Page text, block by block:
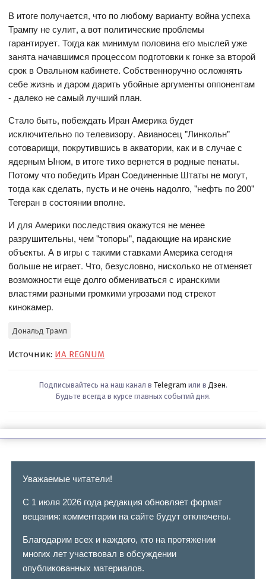
В итоге получается, что по любому варианту война успеха
Трампу не сулит, а вот политические проблемы
гарантирует. Тогда как минимум половина его мыслей уже
занята начавшимся процессом подготовки к гонке за второй
срок в Овальном кабинете. Собственноручно осложнять
себе жизнь и даром дарить убойные аргументы оппонентам
- далеко не самый лучший план.
Стало быть, побеждать Иран Америка будет
исключительно по телевизору. Авианосец "Линкольн"
сотоварищи, покрутившись в акватории, как и в случае с
ядерным Ыном, в итоге тихо вернется в родные пенаты.
Потому что победить Иран Соединенные Штаты не могут,
тогда как сделать, пусть и не очень надолго, "нефть по 200"
Тегеран в состоянии вполне.
И для Америки последствия окажутся не менее
разрушительны, чем "топоры", падающие на иранские
объекты. А в игры с такими ставками Америка сегодня
больше не играет. Что, безусловно, нисколько не отменяет
возможности еще долго обмениваться с иранскими
властями разными громкими угрозами под стрекот
кинокамер.
Дональд Трамп
Источник: ИА REGNUM
Подписывайтесь на наш канал в Telegram или в Дзен.
Будьте всегда в курсе главных событий дня.
Уважаемые читатели!
С 1 июля 2026 года редакция обновляет формат
вещания: комментарии на сайте будут отключены.
Благодарим всех и каждого, кто на протяжении
многих лет участвовал в обсуждении
опубликованных материалов.